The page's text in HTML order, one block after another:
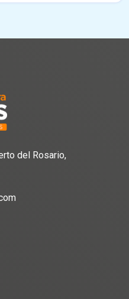
del Rosario,